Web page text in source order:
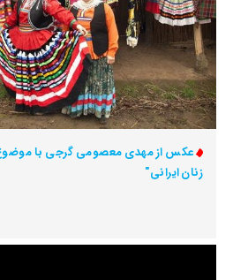
عکس از مهدی معصومی گرجی با
زنان ایرانی"